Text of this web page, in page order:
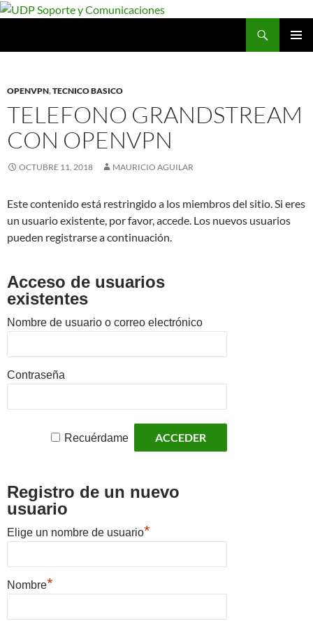
Saltar
OPENVPN,TECNICO BASICO
TELEFONO GRANDSTREAM
CON OPENVPN
OCTUBRE 11, 2018 MAURICIO AGUILAR
Este contenido está restringido a los miembros del sitio. Si eres
un usuario existente, por favor, accede. Los nuevos usuarios
pueden registrarse a continuación.
Acceso de usuarios
existentes
Nombre de usuario o correo electrónico
Contraseña
Recuérdame
Registro de un nuevo
usuario
Elige un nombre de usuario*
Nombre*